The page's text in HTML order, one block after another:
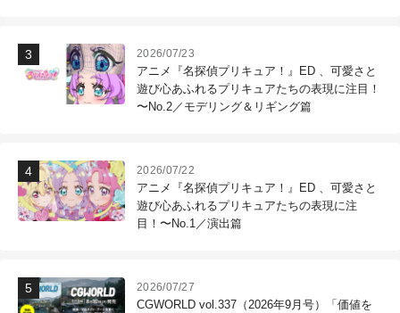
2026/07/23
アニメ『名探偵プリキュア！』ED 、可愛さと
遊び心あふれるプリキュアたちの表現に注目！
〜No.2／モデリング＆リギング篇
2026/07/22
アニメ『名探偵プリキュア！』ED 、可愛さと
遊び心あふれるプリキュアたちの表現に注
目！〜No.1／演出篇
2026/07/27
CGWORLD vol.337（2026年9月号）「価値を